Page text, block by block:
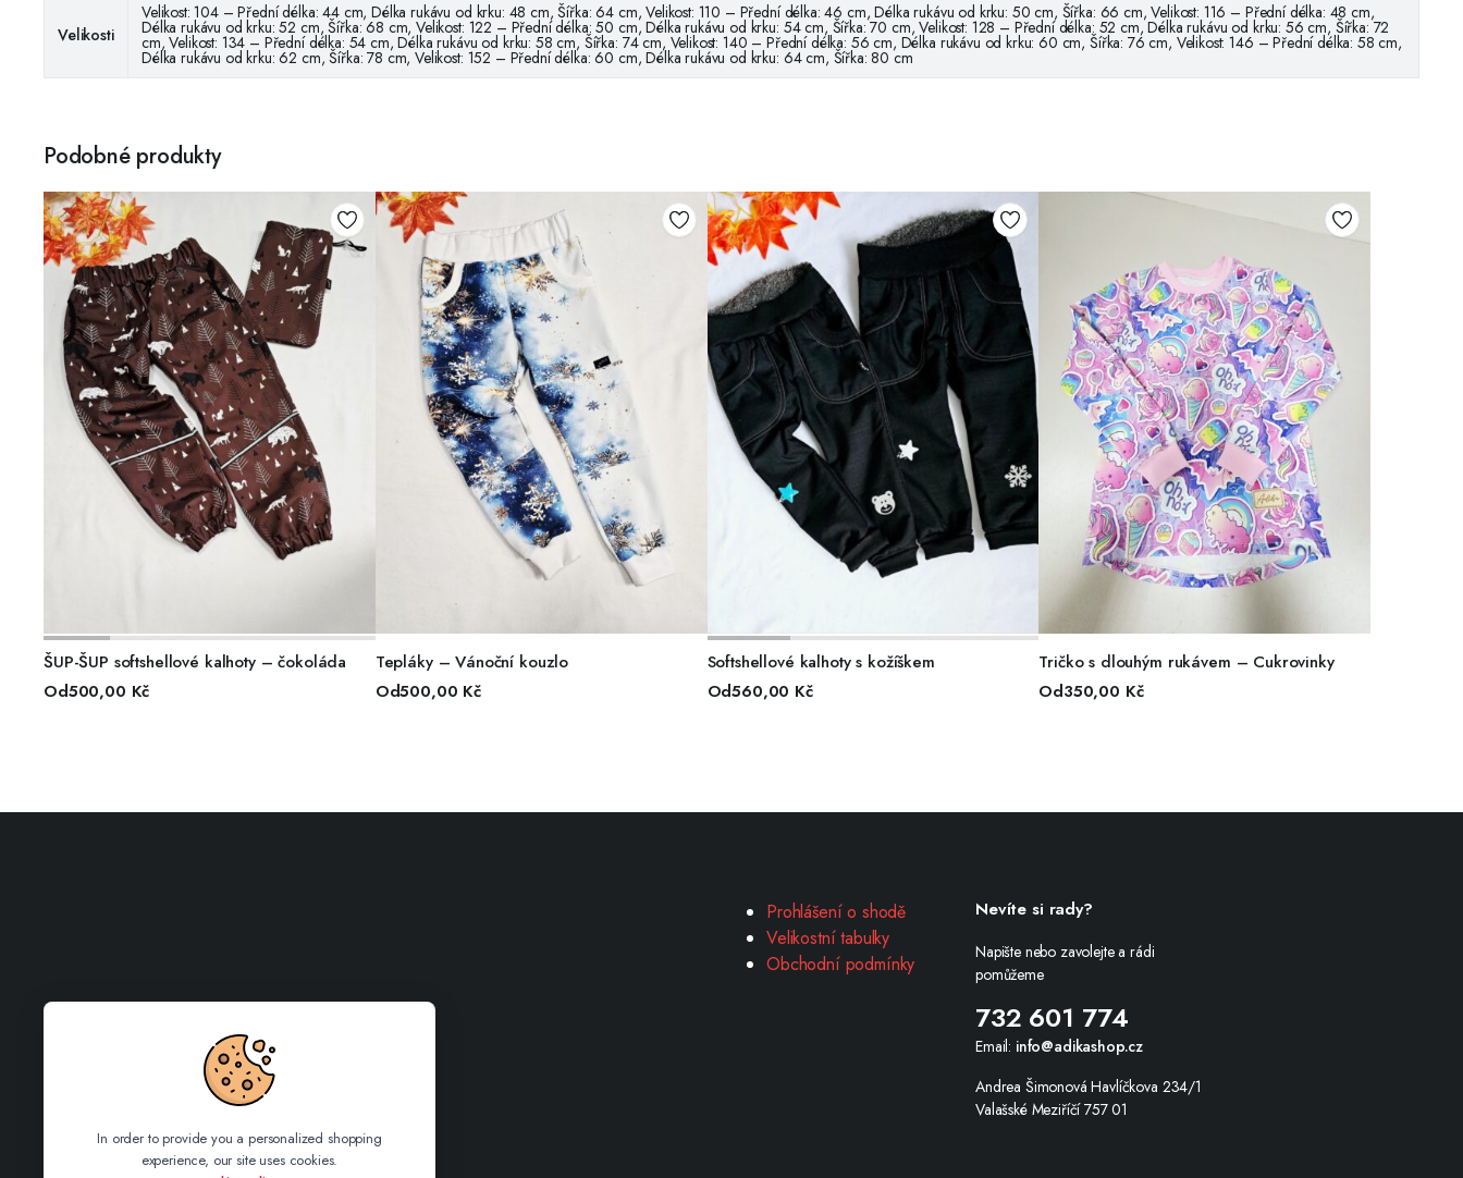
Velikosti
Velikost: 104 – Přední délka: 44 cm, Délka rukávu od krku: 48 cm, Šířka: 64 cm, Velikost: 110 – Přední délka: 46 cm, Délka rukávu od krku: 50 cm, Šířka: 66 cm, Velikost: 116 – Přední délka: 48 cm,
Délka rukávu od krku: 52 cm, Šířka: 68 cm, Velikost: 122 – Přední délka: 50 cm, Délka rukávu od krku: 54 cm, Šířka: 70 cm, Velikost: 128 – Přední délka: 52 cm, Délka rukávu od krku: 56 cm, Šířka: 72
cm, Velikost: 134 – Přední délka: 54 cm, Délka rukávu od krku: 58 cm, Šířka: 74 cm, Velikost: 140 – Přední délka: 56 cm, Délka rukávu od krku: 60 cm, Šířka: 76 cm, Velikost: 146 – Přední délka: 58 cm,
Délka rukávu od krku: 62 cm, Šířka: 78 cm, Velikost: 152 – Přední délka: 60 cm, Délka rukávu od krku: 64 cm, Šířka: 80 cm
Podobné produkty
VÝBĚR MOŽNOSTÍ
ŠUP-ŠUP softshellové kalhoty – čokoláda
Od500,00 Kč
VÝBĚR MOŽNOSTÍ
Tepláky – Vánoční kouzlo
Od500,00 Kč
VÝBĚR MOŽNOSTÍ
Softshellové kalhoty s kožíškem
Od560,00 Kč
VÝBĚR MOŽNOSTÍ
Tričko s dlouhým rukávem – Cukrovinky
Od350,00 Kč
Prohlášení o shodě
Velikostní tabulky
Obchodní podmínky
Nevíte si rady?
Napište nebo zavolejte a rádi
pomůžeme
732 601 774
Email: info@adikashop.cz
Andrea Šimonová Havlíčkova 234/1
Valašské Meziříčí 757 01
In order to provide you a personalized shopping
experience, our site uses cookies.